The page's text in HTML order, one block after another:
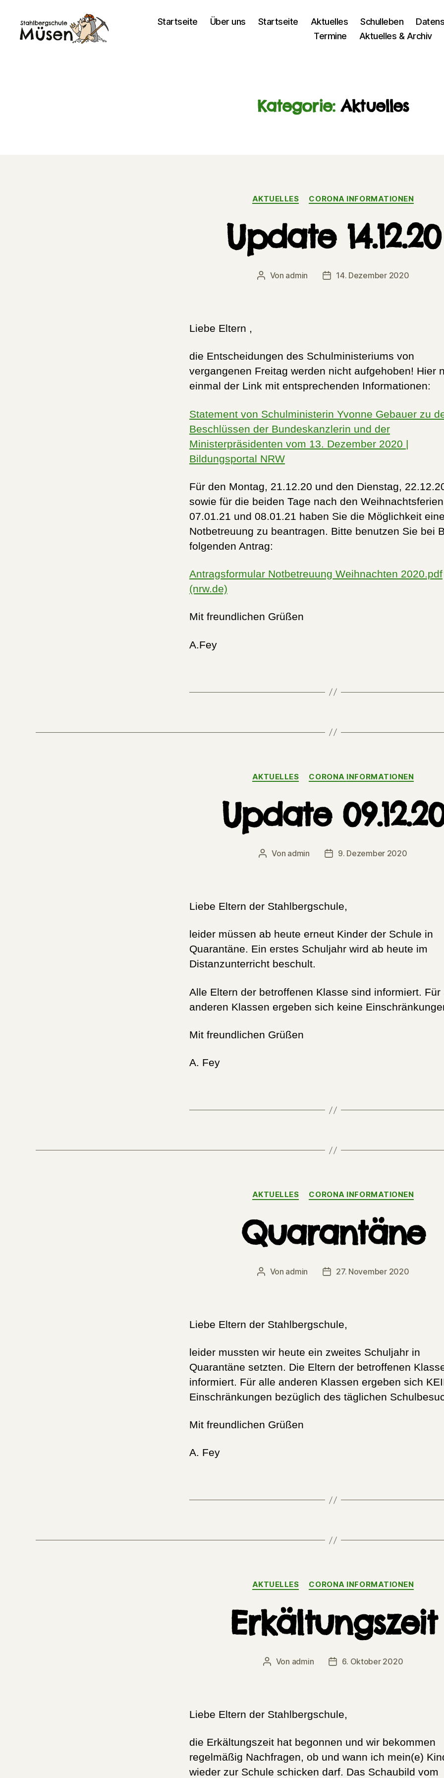
Startseite Über uns Startseite Aktuelles Schulleben
Termine
Aktuelles & Archiv
Kategorie: Aktuelles
Kategorien
AKTUELLES CORONA INFORMATIONEN
Update 14.12.20
Beitragsautor
Von admin Veröffentlichungsdatum
14. Dezember 2020
Liebe Eltern ,
die Entscheidungen des Schulministeriums von
vergangenen Freitag werden nicht aufgehoben! Hier
einmal der Link mit entsprechenden Informationen:
Statement von Schulministerin Yvonne Gebauer zu
Beschlüssen der Bundeskanzlerin und der
Ministerpräsidenten vom 13. Dezember 2020 |
Bildungsportal NRW
Für den Montag, 21.12.20 und den Dienstag,
sowie für die beiden Tage nach den
07.01.21 und 08.01.21 haben Sie die Möglichkeit
Notbetreuung zu beantragen. Bitte benutzen Sie bei
folgenden Antrag:
Antragsformular Notbetreuung Weihnachten 2020.pdf
(nrw.de)
Mit freundlichen Grüßen
A.Fey
Kategorien
AKTUELLES CORONA INFORMATIONEN
Update
Beitragsautor
Von admin Veröffentlichungsdatum
9. Dezember 2020
Liebe Eltern der Stahlbergschule,
leider müssen ab heute erneut Kinder der Schule in
Quarantäne. Ein erstes Schuljahr wird ab heute im
Distanzunterricht beschult.
Alle Eltern der betroffenen Klasse sind informiert. Für
anderen Klassen ergeben sich keine
Mit freundlichen Grüßen
A. Fey
Kategorien
AKTUELLES CORONA INFORMATIONEN
Quarantäne
Beitragsautor
Von admin Veröffentlichungsdatum
27. November 2020
Liebe Eltern der Stahlbergschule,
leider mussten wir heute ein zweites Schuljahr in
Quarantäne setzten. Die Eltern der betroffenen
informiert. Für alle anderen Klassen ergeben sich
Einschränkungen bezüglich des täglichen
Mit freundlichen Grüßen
A. Fey
Kategorien
AKTUELLES CORONA INFORMATIONEN
Erkältungszeit
Beitragsautor
Von admin Veröffentlichungsdatum
6. Oktober 2020
Liebe Eltern der Stahlbergschule,
die Erkältungszeit hat begonnen und wir bekommen
regelmäßig Nachfragen, ob und wann ich mein(e)
wieder zur Schule schicken darf. Das Schaubild vom